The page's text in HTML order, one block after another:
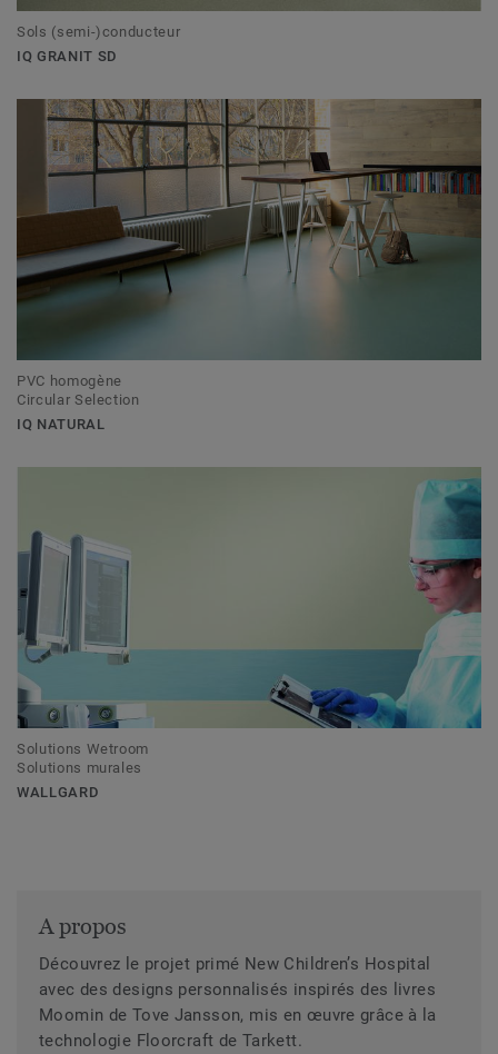
Sols (semi-)conducteur
IQ GRANIT SD
PVC homogène
Circular Selection
IQ NATURAL
Solutions Wetroom
Solutions murales
WALLGARD
A propos
Découvrez le projet primé New Children’s Hospital
avec des designs personnalisés inspirés des livres
Moomin de Tove Jansson, mis en œuvre grâce à la
technologie Floorcraft de Tarkett.